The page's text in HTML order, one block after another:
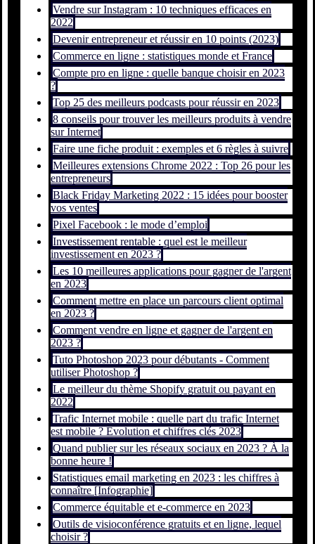
Vendre sur Instagram : 10 techniques efficaces en
2022
Devenir entrepreneur et réussir en 10 points (2023)
Commerce en ligne : statistiques monde et France
Compte pro en ligne : quelle banque choisir en 2023
?
Top 25 des meilleurs podcasts pour réussir en 2023
8 conseils pour trouver les meilleurs produits à vendre
sur Internet
Faire une fiche produit : exemples et 6 règles à suivre
Meilleures extensions Chrome 2022 : Top 26 pour les
entrepreneurs
Black Friday Marketing 2022 : 15 idées pour booster
vos ventes
Pixel Facebook : le mode d’emploi
Investissement rentable : quel est le meilleur
investissement en 2023 ?
Les 10 meilleures applications pour gagner de l'argent
en 2023
Comment mettre en place un parcours client optimal
en 2023 ?
Comment vendre en ligne et gagner de l'argent en
2023 ?
Tuto Photoshop 2023 pour débutants - Comment
utiliser Photoshop ?
Le meilleur du thème Shopify gratuit ou payant en
2022
Trafic Internet mobile : quelle part du trafic Internet
est mobile ? Évolution et chiffres clés 2023
Quand publier sur les réseaux sociaux en 2023 ? À la
bonne heure !
Statistiques email marketing en 2023 : les chiffres à
connaître [Infographie]
Commerce équitable et e-commerce en 2023
Outils de visioconférence gratuits et en ligne, lequel
choisir ?